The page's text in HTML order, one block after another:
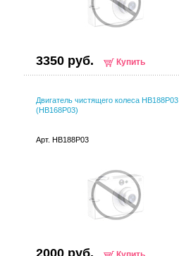
3350 руб. Купить
Двигатель чистящего колеса HB188P03
(HB168P03)
Арт. HB188P03
2000 руб.